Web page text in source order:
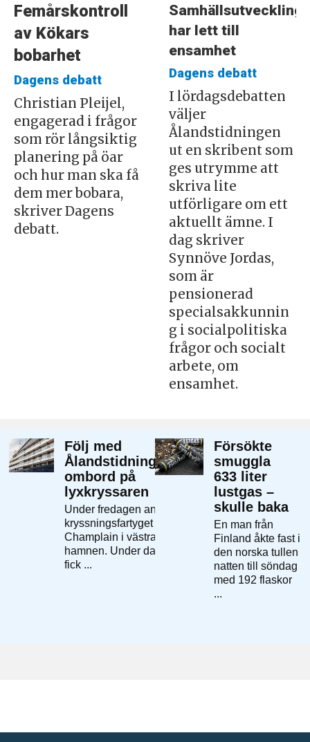
Femårskontroll
av Kökars
bobarhet
Dagens debatt
Christian Pleijel,
engagerad i frågor
som rör långsiktig
planering på öar
och hur man ska få
dem mer bobara,
skriver Dagens
debatt.
Samhällsutveckling
har lett till
ensamhet
Dagens debatt
I lördagsdebatten
väljer
Ålandstidningen
ut en skribent som
ges utrymme att
skriva lite
utförligare om ett
aktuellt ämne. I
dag skriver
Synnöve Jordas,
som är
pensionerad
specialsakkunnin
g i socialpolitiska
frågor och socialt
arbete, om
ensamhet.